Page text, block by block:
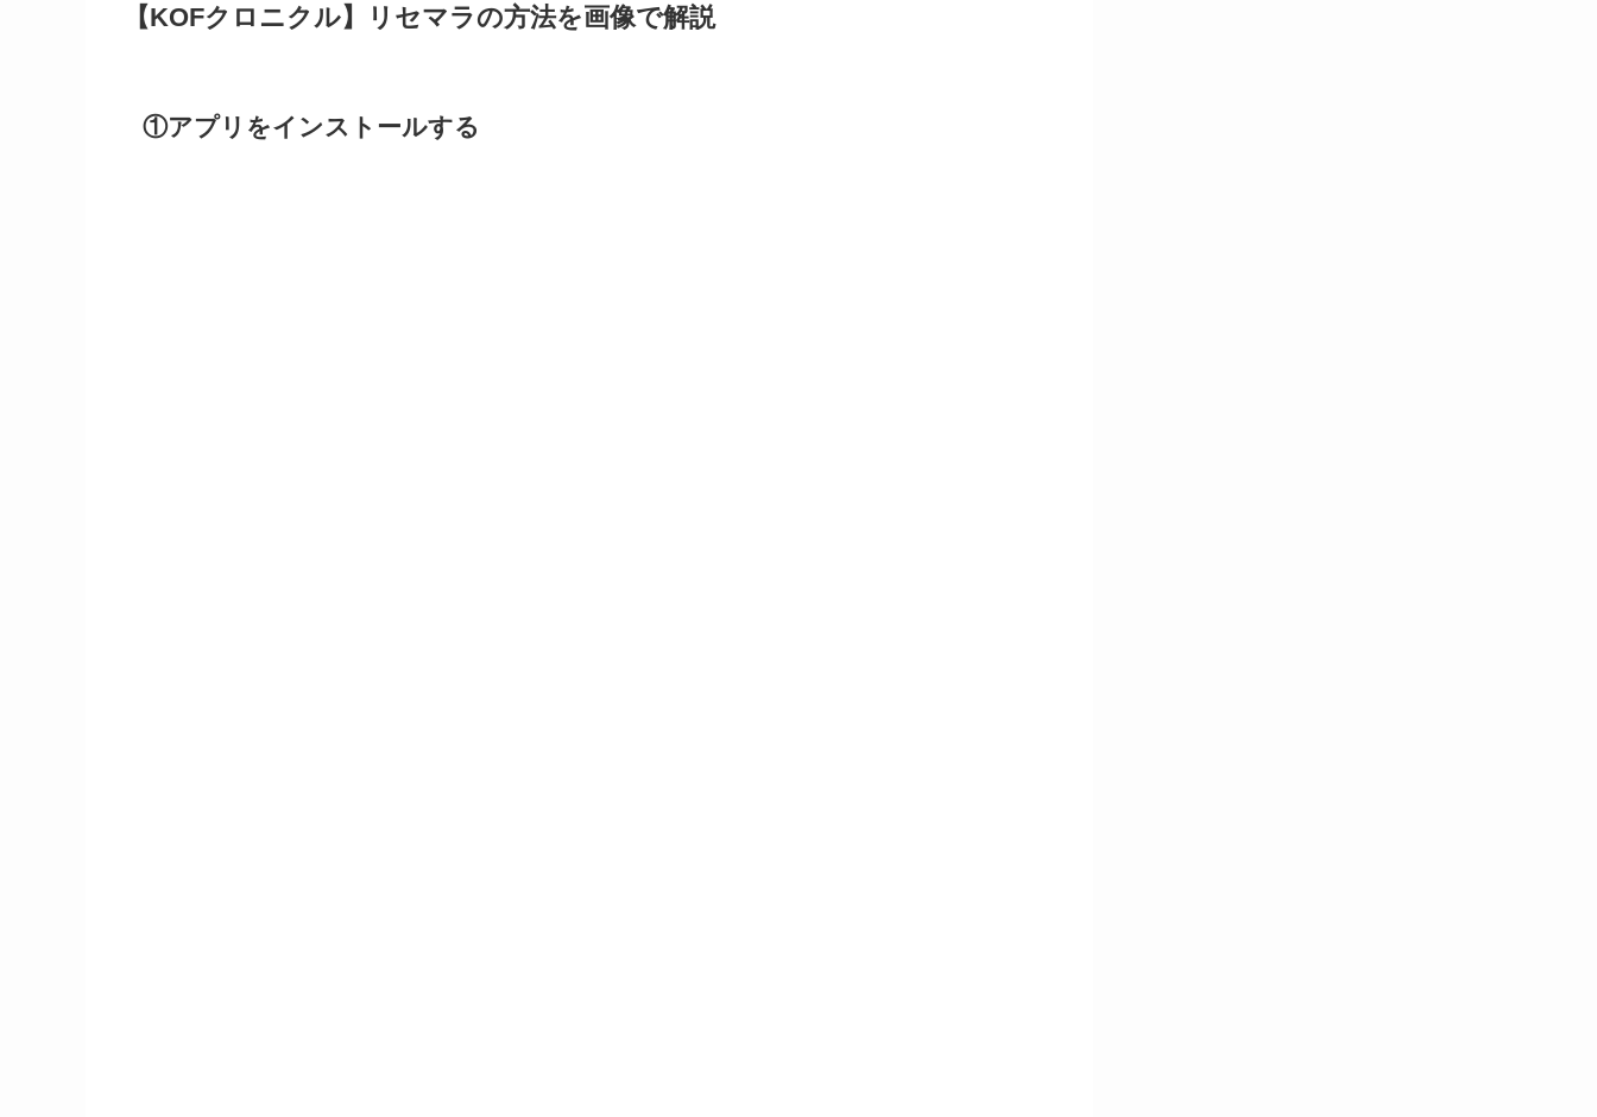
【KOFクロニクル】リセマラの方法を画像で解説
①アプリをインストールする